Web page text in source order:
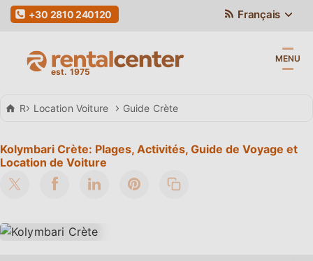
Français
+30 2810 240120
MENU
Rental Center Crete
Location Voiture Guide Crète
Kolymbari Crète: Plages, Activités, Guide de Voyage et
Location de Voiture